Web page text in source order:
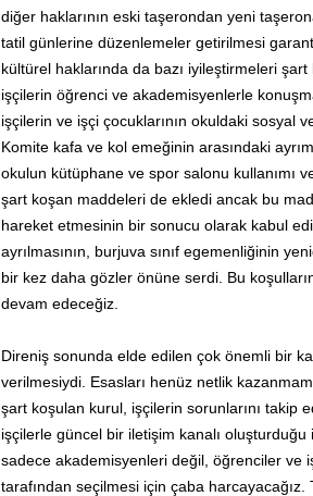
diğer haklarının eski taşerondan yeni
tatil günlerine düzenlemeler getirilmesi
kültürel haklarında da bazı iyileştirmeleri
işçilerin öğrenci ve akademisyenlerle
işçilerin ve işçi çocuklarının okuldaki sosyal
Komite kafa ve kol emeğinin arasındaki
okulun kütüphane ve spor salonu kullanımı
şart koşan maddeleri de ekledi ancak bu
hareket etmesinin bir sonucu olarak kabul
ayrılmasının, burjuva sınıf egemenliğinin
bir kez daha gözler önüne serdi. Bu
devam edeceğiz.
Direniş sonunda elde edilen çok önemli bir
verilmesiydi. Esasları henüz netlik
şart koşulan kurul, işçilerin sorunlarını takip
işçilerle güncel bir iletişim kanalı
sadece akademisyenleri değil, öğrenciler ve
tarafından seçilmesi için çaba